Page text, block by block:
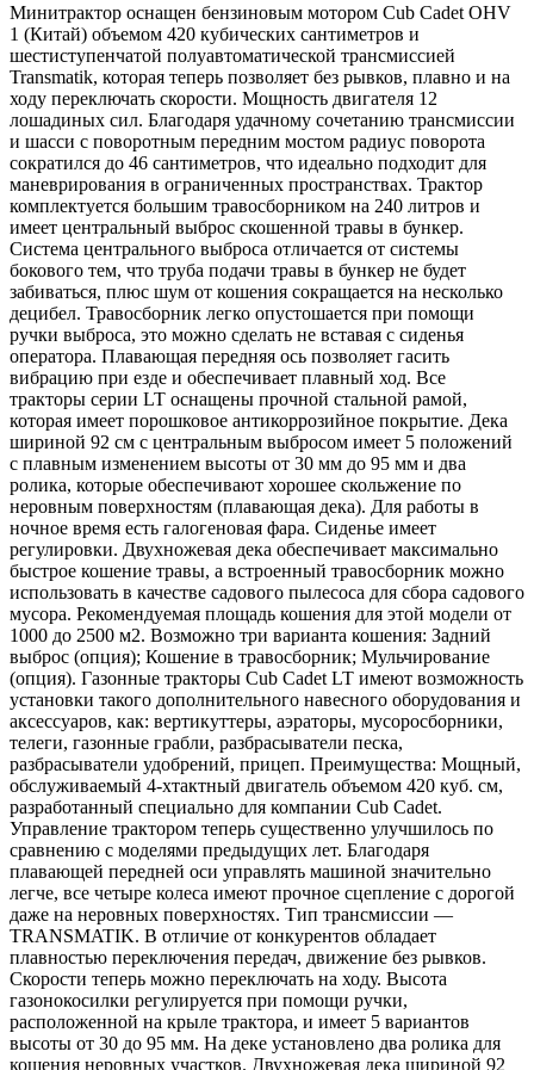
Минитрактор оснащен бензиновым мотором Cub Cadet OHV
1 (Китай) объемом 420 кубических сантиметров и
шестиступенчатой полуавтоматической трансмиссией
Transmatik, которая теперь позволяет без рывков, плавно и на
ходу переключать скорости. Мощность двигателя 12
лошадиных сил. Благодаря удачному сочетанию трансмиссии
и шасси с поворотным передним мостом радиус поворота
сократился до 46 сантиметров, что идеально подходит для
маневрирования в ограниченных пространствах. Трактор
комплектуется большим травосборником на 240 литров и
имеет центральный выброс скошенной травы в бункер.
Система центрального выброса отличается от системы
бокового тем, что труба подачи травы в бункер не будет
забиваться, плюс шум от кошения сокращается на несколько
децибел. Травосборник легко опустошается при помощи
ручки выброса, это можно сделать не вставая с сиденья
оператора. Плавающая передняя ось позволяет гасить
вибрацию при езде и обеспечивает плавный ход. Все
тракторы серии LT оснащены прочной стальной рамой,
которая имеет порошковое антикоррозийное покрытие. Дека
шириной 92 см с центральным выбросом имеет 5 положений
с плавным изменением высоты от 30 мм до 95 мм и два
ролика, которые обеспечивают хорошее скольжение по
неровным поверхностям (плавающая дека). Для работы в
ночное время есть галогеновая фара. Сиденье имеет
регулировки. Двухножевая дека обеспечивает максимально
быстрое кошение травы, а встроенный травосборник можно
использовать в качестве садового пылесоса для сбора садового
мусора. Рекомендуемая площадь кошения для этой модели от
1000 до 2500 м2. Возможно три варианта кошения: Задний
выброс (опция); Кошение в травосборник; Мульчирование
(опция). Газонные тракторы Cub Cadet LT имеют возможность
установки такого дополнительного навесного оборудования и
аксессуаров, как: вертикуттеры, аэраторы, мусоросборники,
телеги, газонные грабли, разбрасыватели песка,
разбрасыватели удобрений, прицеп. Преимущества: Мощный,
обслуживаемый 4-хтактный двигатель объемом 420 куб. см,
разработанный специально для компании Cub Cadet.
Управление трактором теперь существенно улучшилось по
сравнению с моделями предыдущих лет. Благодаря
плавающей передней оси управлять машиной значительно
легче, все четыре колеса имеют прочное сцепление с дорогой
даже на неровных поверхностях. Тип трансмиссии —
TRANSMATIK. В отличие от конкурентов обладает
плавностью переключения передач, движение без рывков.
Скорости теперь можно переключать на ходу. Высота
газонокосилки регулируется при помощи ручки,
расположенной на крыле трактора, и имеет 5 вариантов
высоты от 30 до 95 мм. На деке установлено два ролика для
кошения неровных участков. Двухножевая дека шириной 92